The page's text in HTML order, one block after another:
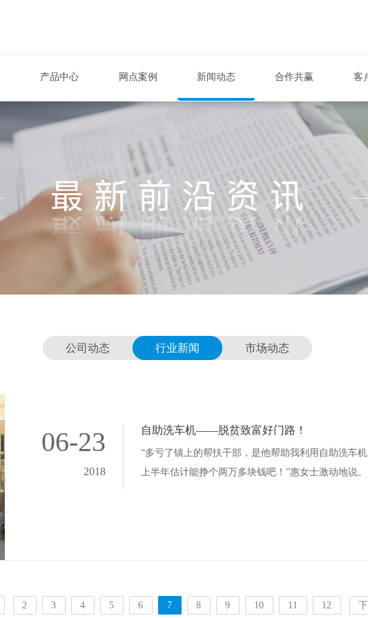
产品中心 网点案例 新闻动态 合作共赢 客
公司动态 行业新闻 市场动态
06-23
2018
自助洗车机——脱贫致富好门路！
“多亏了镇上的帮扶干部，是他帮助我利用自助洗车
上半年估计能挣个两万多块钱吧！”惠女士激动地说
2 3 4 5 6 7 8 9 10 11 12